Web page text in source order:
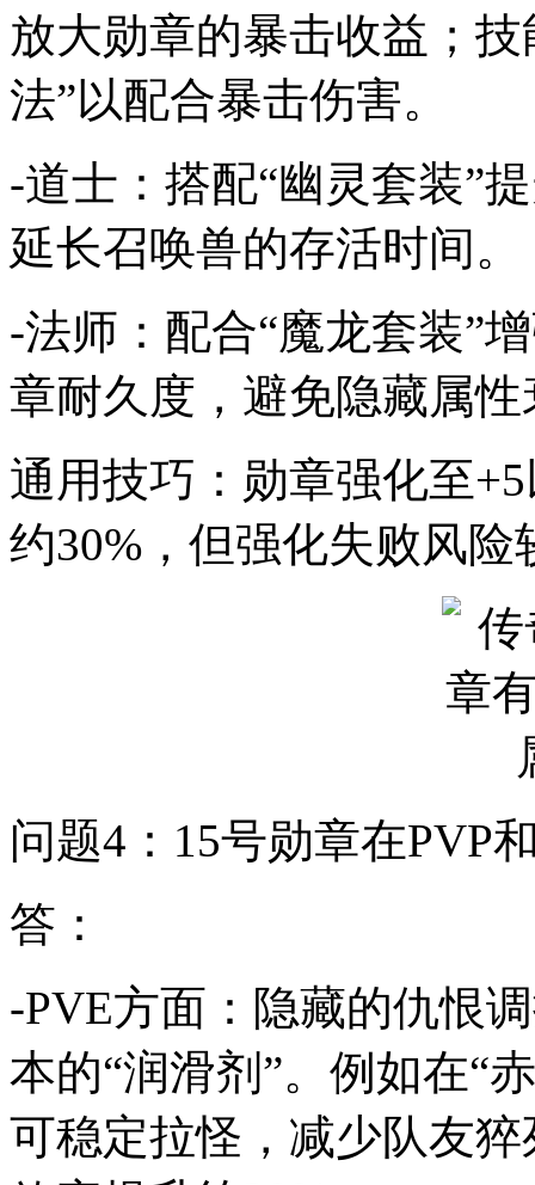
放大勋章的暴击收益；
法”以配合暴击伤害。
-道士：搭配“幽灵套装”
延长召唤兽的存活时间。
-法师：配合“魔龙套装”
章耐久度，避免隐藏属性
通用技巧：勋章强化至
约30%，但强化失败风
问题4：15号勋章在PVP
答：
-PVE方面：隐藏的仇恨
本的“润滑剂”。例如在“
可稳定拉怪，减少队友